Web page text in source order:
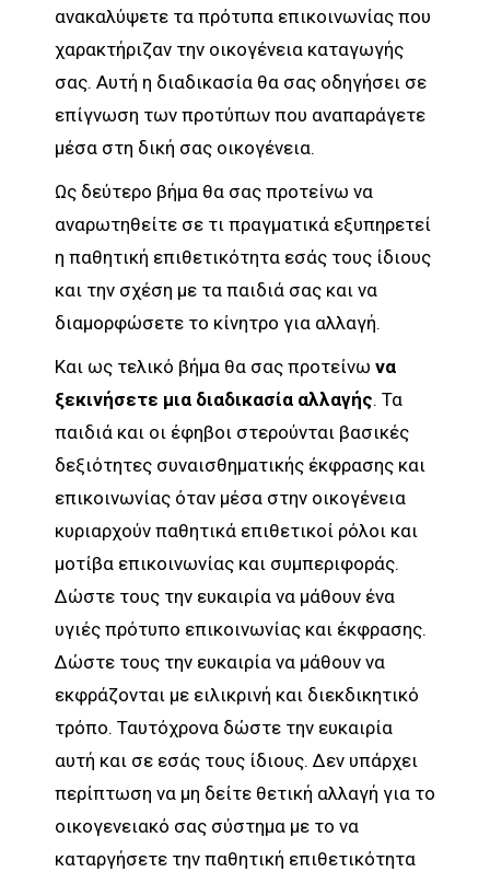
ανακαλύψετε τα πρότυπα επικοινωνίας που
χαρακτήριζαν την οικογένεια καταγωγής
σας. Αυτή η διαδικασία θα σας οδηγήσει σε
επίγνωση των προτύπων που αναπαράγετε
μέσα στη δική σας οικογένεια.
Ως δεύτερο βήμα θα σας προτείνω να
αναρωτηθείτε σε τι πραγματικά εξυπηρετεί
η παθητική επιθετικότητα εσάς τους ίδιους
και την σχέση με τα παιδιά σας και να
διαμορφώσετε το κίνητρο για αλλαγή.
Και ως τελικό βήμα θα σας προτείνω να
ξεκινήσετε μια διαδικασία αλλαγής. Τα
παιδιά και οι έφηβοι στερούνται βασικές
δεξιότητες συναισθηματικής έκφρασης και
επικοινωνίας όταν μέσα στην οικογένεια
κυριαρχούν παθητικά επιθετικοί ρόλοι και
μοτίβα επικοινωνίας και συμπεριφοράς.
Δώστε τους την ευκαιρία να μάθουν ένα
υγιές πρότυπο επικοινωνίας και έκφρασης.
Δώστε τους την ευκαιρία να μάθουν να
εκφράζονται με ειλικρινή και διεκδικητικό
τρόπο. Ταυτόχρονα δώστε την ευκαιρία
αυτή και σε εσάς τους ίδιους. Δεν υπάρχει
περίπτωση να μη δείτε θετική αλλαγή για το
οικογενειακό σας σύστημα με το να
καταργήσετε την παθητική επιθετικότητα